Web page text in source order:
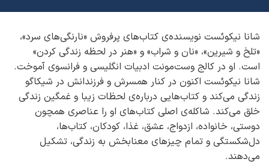
شانا نیکوئست نویسنده‌ی کتاب‌های پرفروش «نارنگی‌های سرد»،
«تلخ و شیرین»، «نان و شراب» و «هنر در لحظه زندگی کردن»
است. او در کالج وست‌مونت ادبیات انگلیسی و فرانسوی آموخت.
شانا نیکوئست اکنون در کنار همسرش و فرزندانش در شیکاگو
زندگی می‌کند و کتاب‌هایی درباره‌ی لحظات زیبا و غمگین زندگی
خلق می‌کند. شاکله‌ی اصلی کتاب‌های او را عناصری همچون
دوستی، خانواده، ازدواج، عشق، غذا، کودکان، کتاب‌ها،
دل‌شکستگی و تمام چیزهای معنابخش به زندگی، تشکیل
می‌دهند.